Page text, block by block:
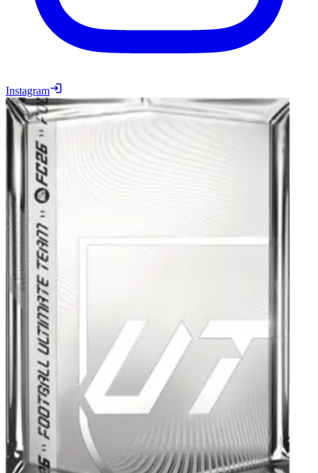
Instagram